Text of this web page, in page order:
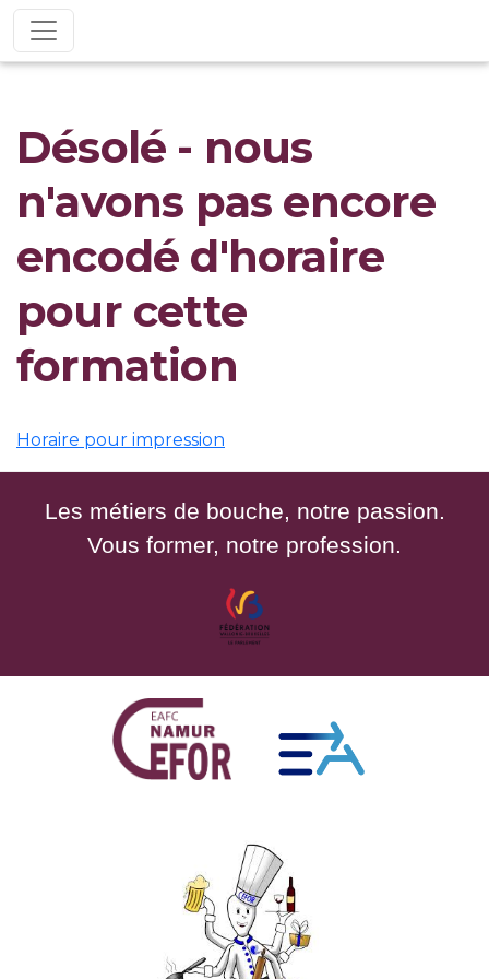
Désolé - nous
n'avons pas encore
encodé d'horaire
pour cette
formation
Horaire pour impression
Les métiers de bouche, notre passion.
Vous former, notre profession.